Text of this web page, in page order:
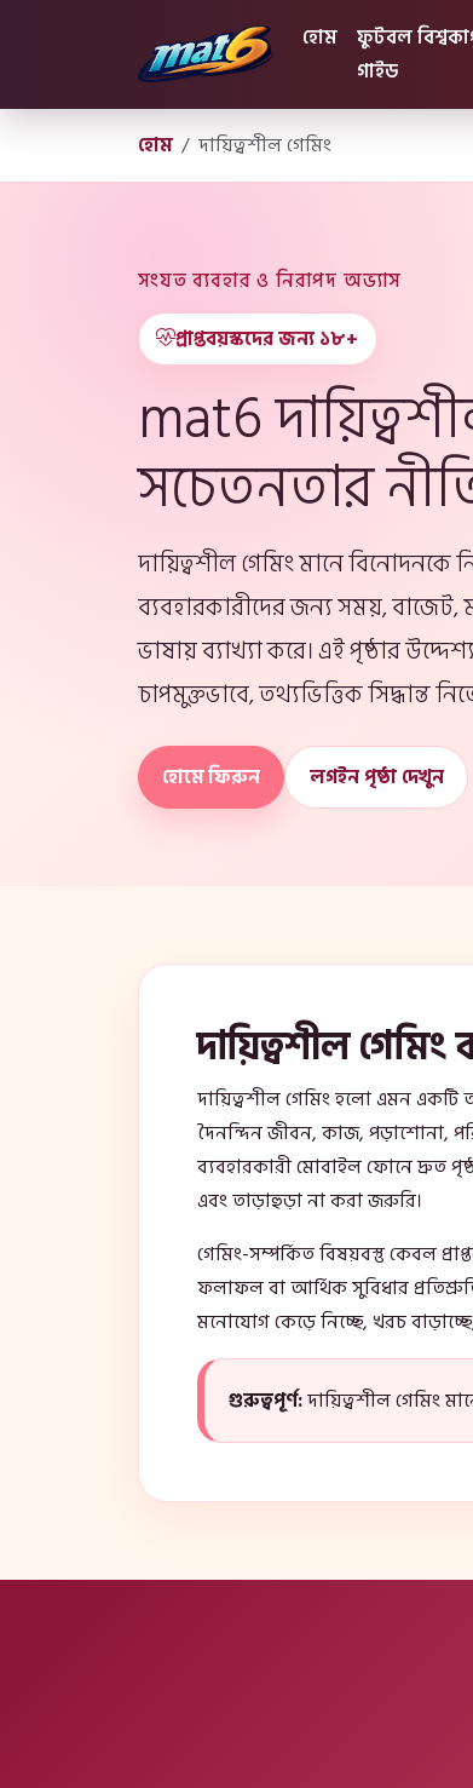
হোম
ফুটবল
গাইড
হোম দায়িত্বশীল গেমিং
সংযত ব্যবহার ও নিরাপদ অভ্যাস
প্রাপ্তবয়স্কদের জন্য ১৮+
mat6
সচেতনতার
দায়িত্বশীল গেমিং মানে বিনোদনকে
ব্যবহারকারীদের জন্য সময়,
ভাষায় ব্যাখ্যা করে। এই পৃষ্ঠার
চাপমুক্তভাবে, তথ্যভিত্তিক সিদ্ধান্ত
হোমে ফিরুন লগইন পৃষ্ঠা দেখুন
দায়িত্বশীল
দায়িত্বশীল গেমিং হলো এমন
দৈনন্দিন জীবন, কাজ, পড়াশোনা,
ব্যবহারকারী মোবাইল ফোনে দ্রুত
এবং তাড়াহুড়া না করা জরুরি।
গেমিং-সম্পর্কিত বিষয়বস্তু কেবল
ফলাফল বা আর্থিক সুবিধার
মনোযোগ কেড়ে নিচ্ছে, খরচ
গুরুত্বপূর্ণ:দায়িত্বশীল গেমিং